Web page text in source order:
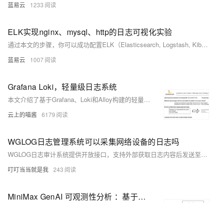
蓝易云 1233
ELK实现nginx、mysql、http的日志可视化实验
通过本文的步骤，你可以成功配置ELK（Elasticsearch, Logstash, Kibana）来实现nginx、mysql和http日志的可视化。通过Kibana，你可以直观地查看和分析日志数据，从而更好地监控和管理系统。希望这些步骤能帮助你在实际项目中有效地利用ELK来处理日志数据。
蓝易云 1007
Grafana Loki，轻量级日志系统
本文介绍了基于Grafana、Loki和Alloy构建的轻量级日志系统。Loki是一个由Grafana Labs开发的日志聚合系统，具备高可用性和多租户支持，专注于日志而非指标，通过标签索引而非内容索引实现高效存储。Alloy则是用于收集和转发日志至Loki的强大工具。文章详细描述了系统的架构、组件及其工作流程，并提供了快速搭建指南，包括准备步骤、部署命令及验证方法。此外，还展示了如何使用Grafana查看日志，以及一些基本的LogQL查询示例。最后，作者探讨了Loki架构的独特之处，提出了“巨型单体模块化”的概念，即一个应用既可单体部署也可分布式部署，整体协同实现全部功能。
云上的喵酱 6179
WGLOG日志管理系统可以采集网络设备的日志吗
WGLOG日志审计系统提供开放接口，支持外部获取日志内容后发送至该接口，实现日志的存储与分析。详情请访问：https://www.wgstart.com/wglog/docs9.html
叮叮当当就是我 243
MiniMax GenAI 可观测性分析 ：基于阿里云 SelectDB 构建 PB 级别日志系统